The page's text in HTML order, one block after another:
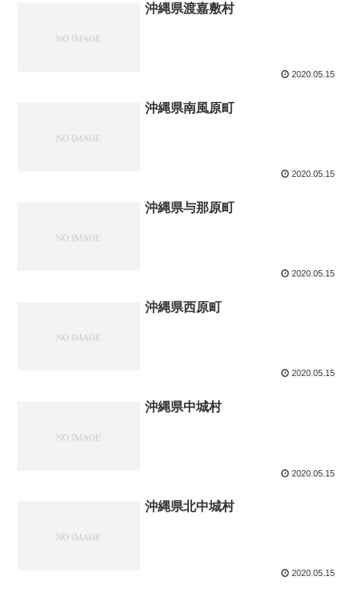
沖縄県渡嘉敷村
2020.05.15
沖縄県南風原町
2020.05.15
沖縄県与那原町
2020.05.15
沖縄県西原町
2020.05.15
沖縄県中城村
2020.05.15
沖縄県北中城村
2020.05.15